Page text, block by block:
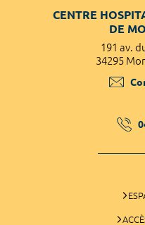
CENTRE
DE
191 av.
34295